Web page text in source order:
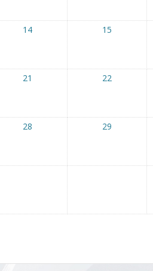
14 15
21 22
28 29